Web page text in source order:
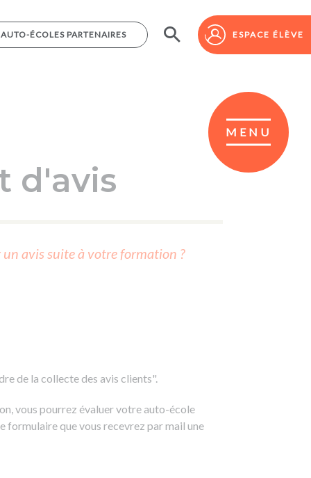
AUTO-ÉCOLES PARTENAIRES ESPACE ÉLÈVE
MENU
AUTO-ÉCOLES PARTENAIRES ESPACE ÉLÈVE
d'avis
avis suite à votre formation ?
de la collecte des avis clients".
vous pourrez évaluer votre auto-école
formulaire que vous recevrez par mail une